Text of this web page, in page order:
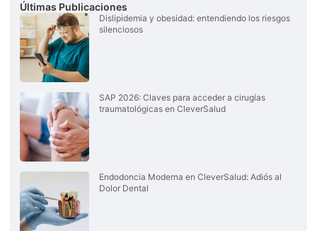
Últimas Publicaciones
Dislipidemia y obesidad: entendiendo los riesgos
silenciosos
SAP 2026: Claves para acceder a cirugías
traumatológicas en CleverSalud
Endodoncia Moderna en CleverSalud: Adiós al
Dolor Dental